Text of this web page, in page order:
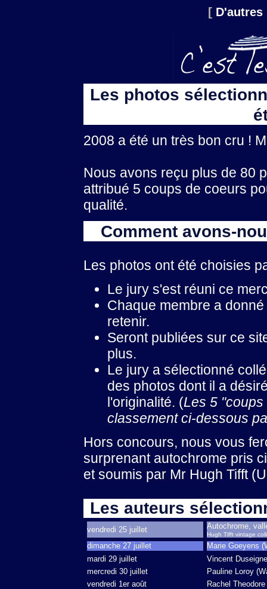
[
Les photos
2008 a été un très bon cru !
Nous avons reçu plus de 80
attribué 5 coups de coeurs
qualité.
Comment avons-
Les photos ont été choisies
Le jury s'est réuni ce
Chaque membre a
retenir.
Seront publiées sur ce
plus.
Le jury a sélectionné
des photos dont il a
l'originalité. (Les 5
classement ci-dessous
Hors concours, nous vous
surprenant autochrome pris
et soumis par Mr Hugh Tifft
Les auteurs
vendredi 25 juillet Autochrome,
Hugh Tifft vintage
dimanche 27 juillet
Marie Goeyens
mardi 29 juillet
Vincent
mercredi 30 juillet
Pauline Loroy
vendredi 1er août
Rachel